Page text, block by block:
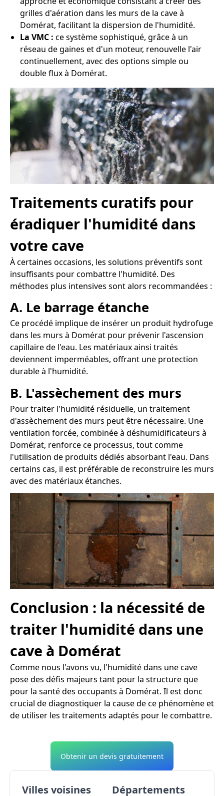
grilles d'aération dans les murs de la cave à
Domérat, facilitant la dispersion de l'humidité.
La VMC : ce système sophistiqué, grâce à un
réseau de gaines et d'un moteur, renouvelle l'air
continuellement, avec des options simple ou
double flux à Domérat.
Traitements curatifs pour
éradiquer l'humidité dans
votre cave
À certaines occasions, les solutions préventifs sont
insuffisants pour combattre l'humidité. Des
méthodes plus intensives sont alors recommandées :
A. Le barrage étanche
Ce procédé implique de insérer un produit hydrofuge
dans les murs à Domérat pour prévenir l'ascension
capillaire de l'eau. Les matériaux ainsi traités
deviennent imperméables, offrant une protection
durable à l'humidité.
B. L'assèchement des murs
Pour traiter l'humidité résiduelle, un traitement
d'assèchement des murs peut être nécessaire. Une
ventilation forcée, combinée à déshumidificateurs à
Domérat, renforce ce processus, tout comme
l'utilisation de produits dédiés absorbant l'eau. Dans
certains cas, il est préférable de reconstruire les murs
avec des matériaux étanches.
Conclusion : la nécessité de
traiter l'humidité dans une
cave à Domérat
Comme nous l'avons vu, l'humidité dans une cave
pose des défis majeurs tant pour la structure que
pour la santé des occupants à Domérat. Il est donc
crucial de diagnostiquer la cause de ce phénomène et
de utiliser les traitements adaptés pour le combattre.
Obtenir un devis gratuitement
Villes voisines Départements